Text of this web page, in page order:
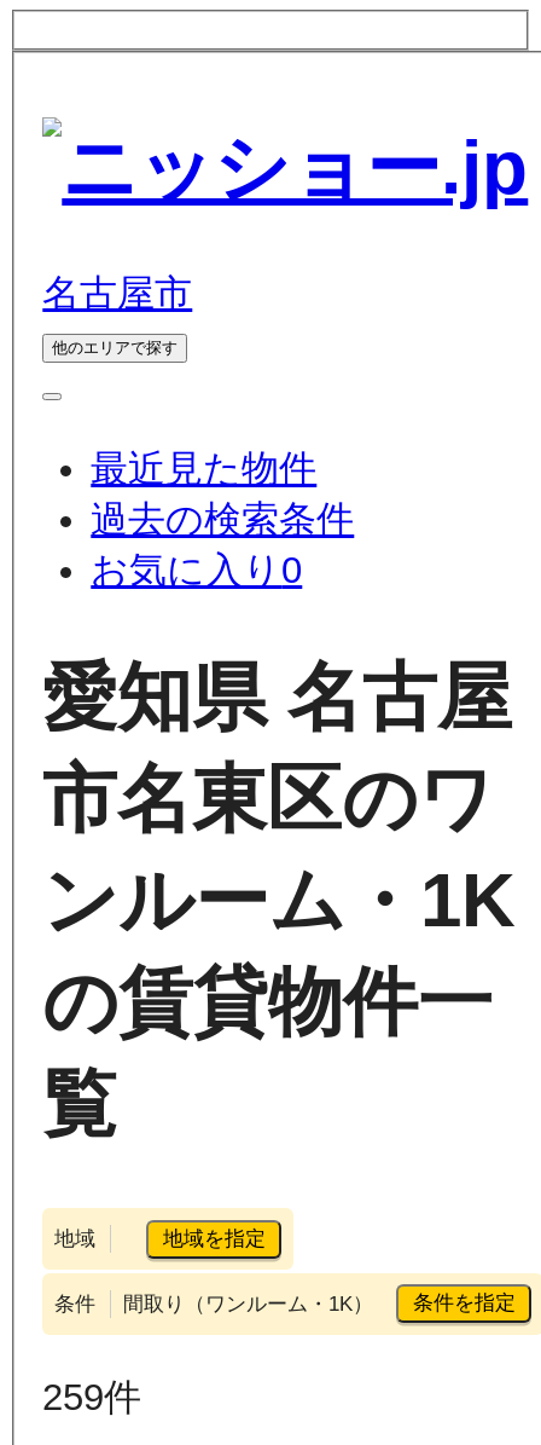
名古屋市
他のエリアで探す
最近見た物件
過去の検索条件
お気に入り 0
愛知県 名古屋
市名東区のワ
ンルーム・1K
の賃貸物件一
覧
地域 地域を指定
条件 間取り（ワンルーム・1K） 条件を指定
259件